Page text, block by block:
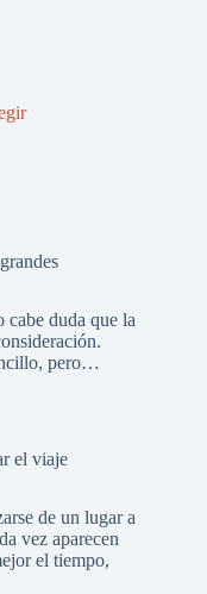
cabe duda que la
pero…
el viaje
de un lugar a
vez aparecen
el tiempo,